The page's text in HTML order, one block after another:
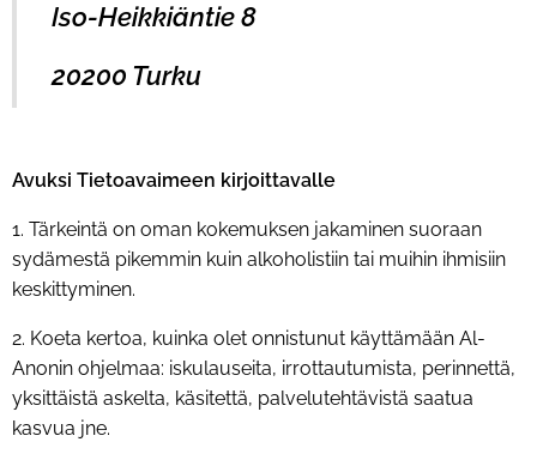
Iso-Heikkiäntie 8
20200 Turku
Avuksi Tietoavaimeen kirjoittavalle
1. Tärkeintä on oman kokemuksen jakaminen suoraan
sydämestä pikemmin kuin alkoholistiin tai muihin ihmisiin
keskittyminen.
2. Koeta kertoa, kuinka olet onnistunut käyttämään Al-
Anonin ohjelmaa: iskulauseita, irrottautumista, perinnettä,
yksittäistä askelta, käsitettä, palvelutehtävistä saatua
kasvua jne.